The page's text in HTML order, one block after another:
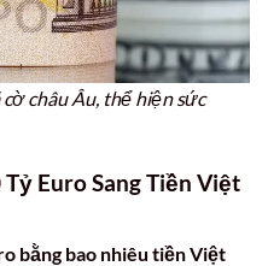
châu Âu, thể hiện sức
Euro Sang Tiền Việt
bằng bao nhiêu tiền Việt